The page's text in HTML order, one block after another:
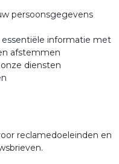
persoonsgegevens
informatie met
afstemmen
diensten
reclamedoeleinden en